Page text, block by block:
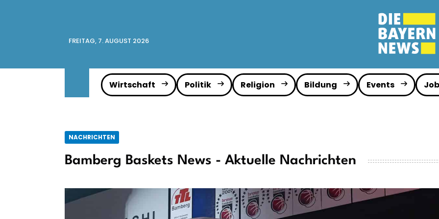
FREITAG, 7. AUGUST 2026
Wirtschaft Politik Religion Bildung Events
NACHRICHTEN
Bamberg Baskets News - Aktuelle Nachrichten